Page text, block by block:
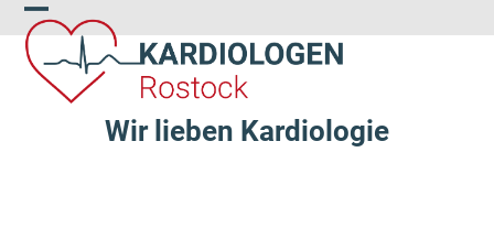
Skip
to
content
Open
mobile
menu
Close
mobile
menu
Wir lieben Kardiologie